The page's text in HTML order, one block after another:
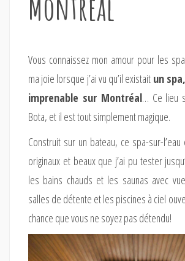
Montréal
Vous connaissez mon amour pour les
ma joie lorsque j’ai vu qu’il existait un
imprenable sur Montréal… Ce lieu
Bota, et il est tout simplement magique.
Construit sur un bateau, ce spa-sur-
originaux et beaux que j’ai pu tester
les bains chauds et les saunas avec
salles de détente et les piscines à ciel
chance que vous ne soyez pas détendu!